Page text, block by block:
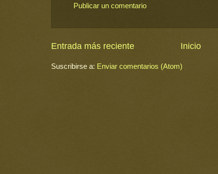
Publicar un comentario
Entrada más reciente Inicio
Suscribirse a: Enviar comentarios (Atom)